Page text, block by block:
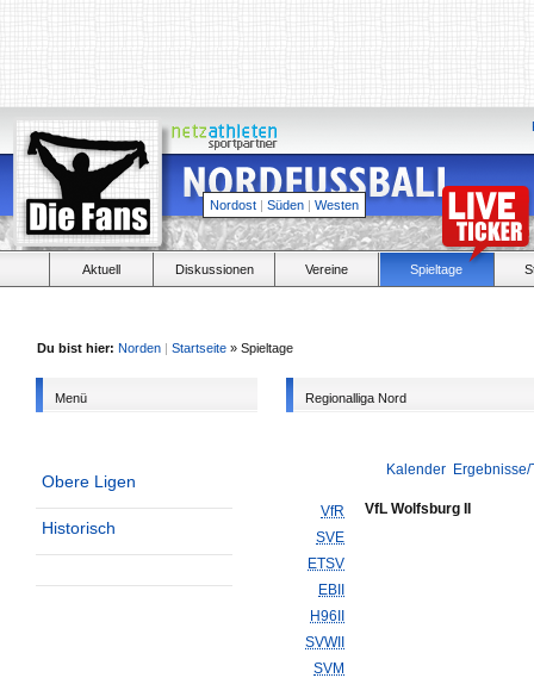
Nordost | Süden | Westen
Aktuell Diskussionen Vereine Spieltage
Du bist hier: Norden | Startseite » Spieltage
Menü
Obere Ligen
Historisch
Regionalliga Nord
Kalender
VfR
SVE
ETSV
EBII
H96II
SVWII
SVM
VfL Wolfsburg II